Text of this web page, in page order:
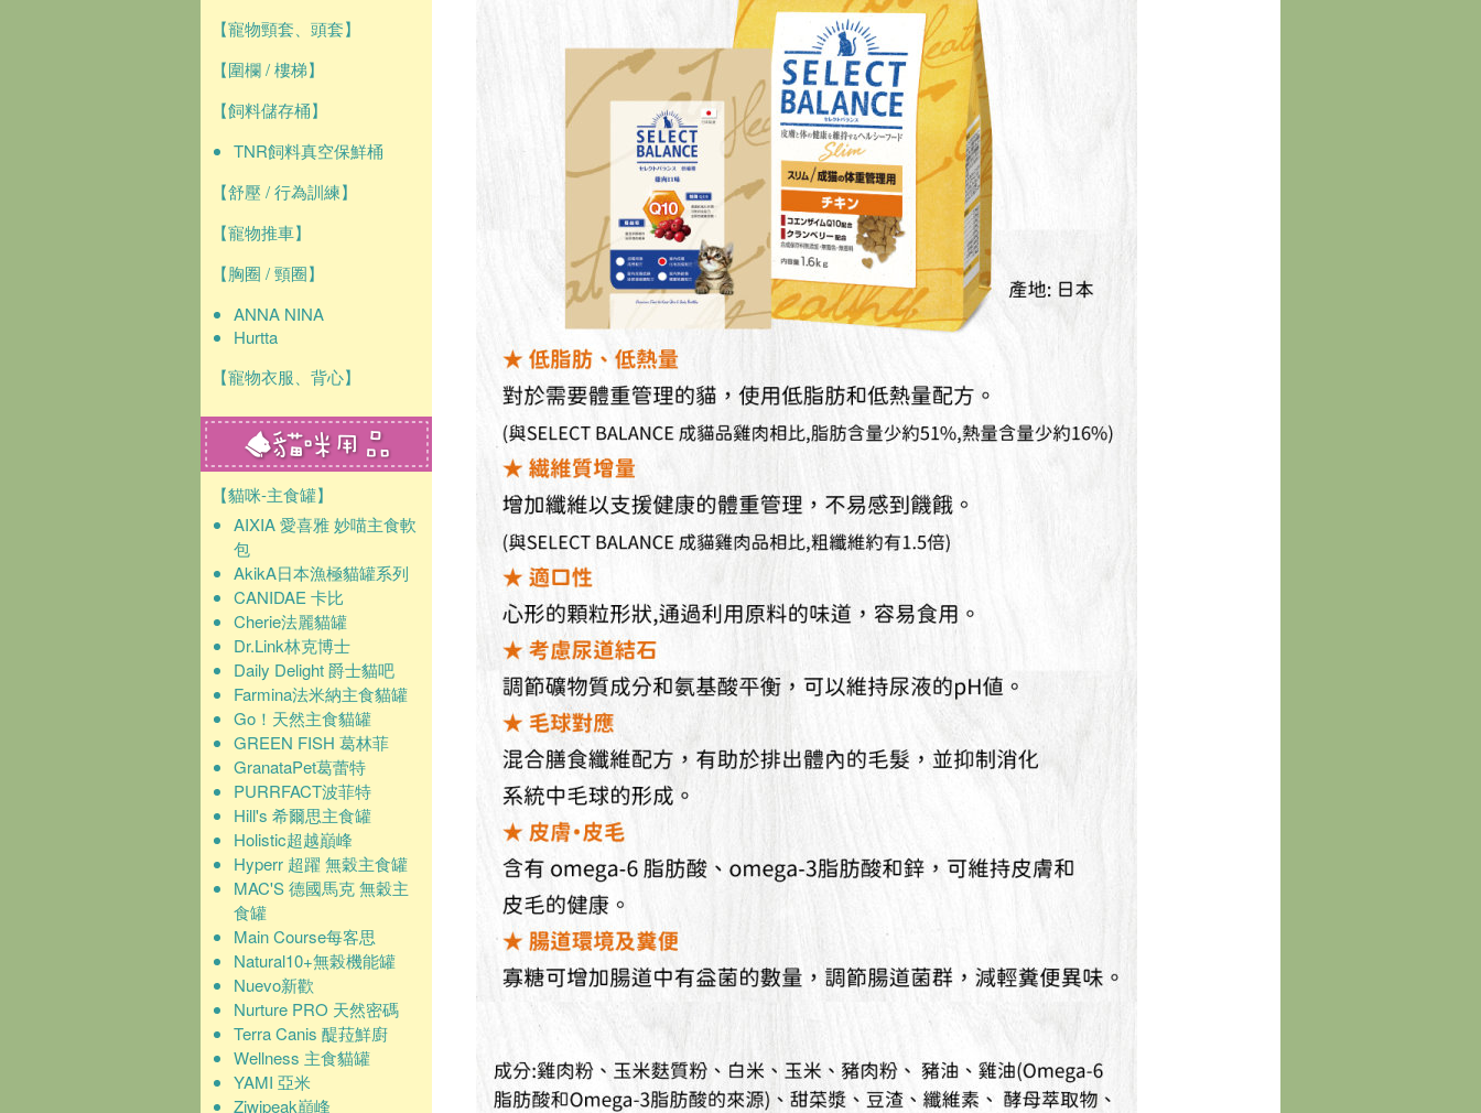
【寵物頸套、頭套】
【圍欄 / 樓梯】
【飼料儲存桶】
TNR飼料真空保鮮桶
【舒壓 / 行為訓練】
【寵物推車】
【胸圈 / 頸圈】
ANNA NINA
Hurtta
【寵物衣服、背心】
【貓咪-主食罐】
AIXIA 愛喜雅 妙喵主食軟
包
AkikA日本漁極貓罐系列
CANIDAE 卡比
Cherie法麗貓罐
Dr.Link林克博士
Daily Delight 爵士貓吧
Farmina法米納主食貓罐
Go！天然主食貓罐
GREEN FISH 葛林菲
GranataPet葛蕾特
PURRFACT波菲特
Hill's 希爾思主食罐
Holistic超越巔峰
Hyperr 超躍 無穀主食罐
MAC'S 德國馬克 無穀主
食罐
Main Course每客思
Natural10+無榖機能罐
Nuevo新歡
Nurture PRO 天然密碼
Terra Canis 醍菈鮮廚
Wellness 主食貓罐
YAMI 亞米
Ziwipeak巔峰